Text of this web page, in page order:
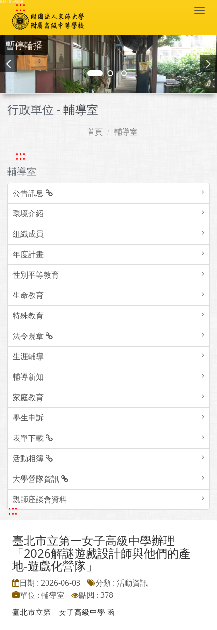
跳到主要內容區塊
:::
暫停輪播
行政單位 - 輔導室
首頁 輔導室
:::
輔導室
公告訊息
環境介紹
組織成員
年度計畫
性別平等教育
生命教育
特殊教育
法令規章
生涯輔導
輔導新知
家庭教育
學生申訴
表單下載
活動相簿
大學營隊資訊
親師座談會資料
:::
臺北市立第一女子高級中學辦理
「2026解謎遊戲設計師與他們的產
地-遊戲化營隊」
日期 : 2026-06-03
分類 : 活動資訊
單位 : 輔導室
點閱 : 378
臺北市立第一女子高級中學 函